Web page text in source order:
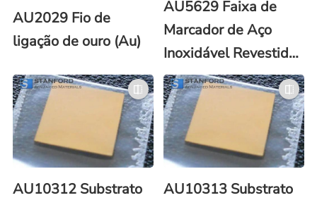
AU2029 Fio de
ligação de ouro (Au)
AU5629 Faixa de
Marcador de Aço
Inoxidável Revestido
a Ouro
AU10312 Substrato
AU10313 Substrato